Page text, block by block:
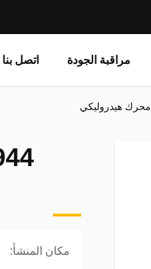
مراقبة الجودة اتصل بنا
مكان المنشأ: